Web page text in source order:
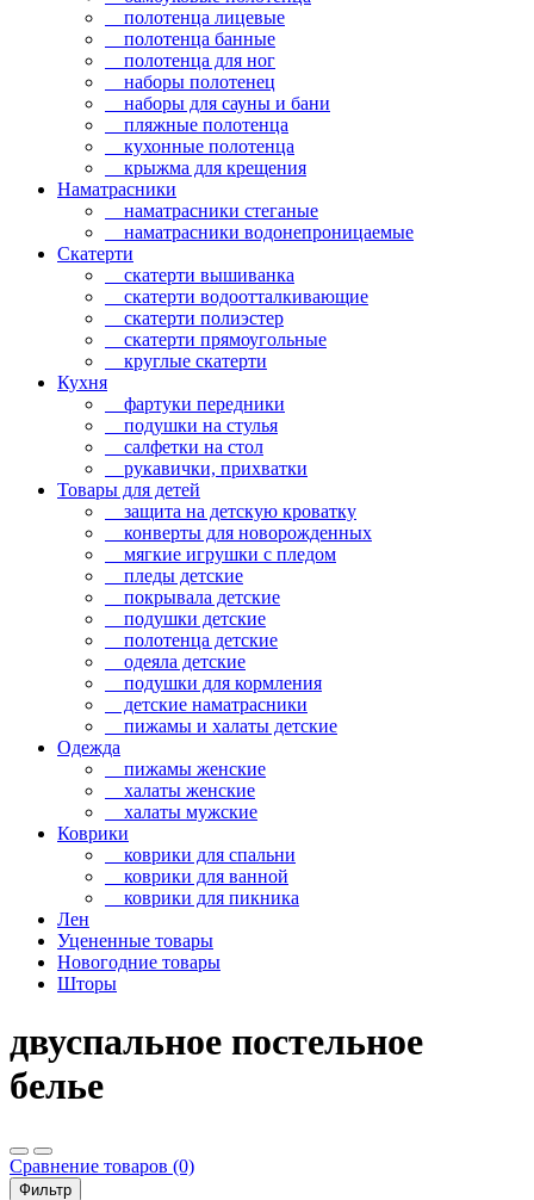
полотенца лицевые
полотенца банные
полотенца для ног
наборы полотенец
наборы для сауны и бани
пляжные полотенца
кухонные полотенца
крыжма для крещения
Наматрасники
наматрасники стеганые
наматрасники водонепроницаемые
Скатерти
скатерти вышиванка
скатерти водоотталкивающие
скатерти полиэстер
скатерти прямоугольные
круглые скатерти
Кухня
фартуки передники
подушки на стулья
салфетки на стол
рукавички, прихватки
Товары для детей
защита на детскую кроватку
конверты для новорожденных
мягкие игрушки с пледом
пледы детские
покрывала детские
подушки детские
полотенца детские
одеяла детские
подушки для кормления
детские наматрасники
пижамы и халаты детские
Одежда
пижамы женские
халаты женские
халаты мужские
Коврики
коврики для спальни
коврики для ванной
коврики для пикника
Лен
Уцененные товары
Новогодние товары
Шторы
двуспальное постельное
белье
Сравнение товаров (0)
Фильтр